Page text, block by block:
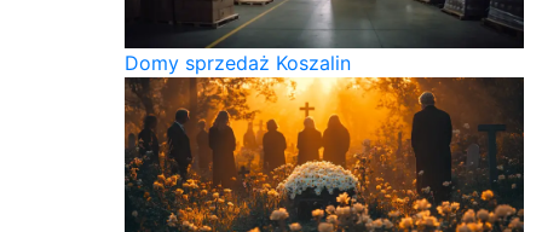
Domy sprzedaż Koszalin